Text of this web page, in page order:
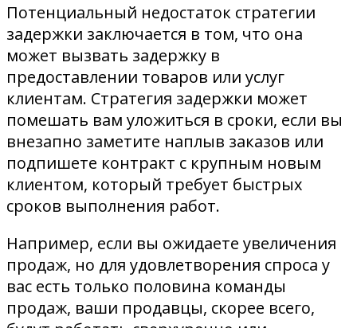
Потенциальный недостаток стратегии
задержки заключается в том, что она
может вызвать задержку в
предоставлении товаров или услуг
клиентам. Стратегия задержки может
помешать вам уложиться в сроки, если вы
внезапно заметите наплыв заказов или
подпишете контракт с крупным новым
клиентом, который требует быстрых
сроков выполнения работ.
Например, если вы ожидаете увеличения
продаж, но для удовлетворения спроса у
вас есть только половина команды
продаж, ваши продавцы, скорее всего,